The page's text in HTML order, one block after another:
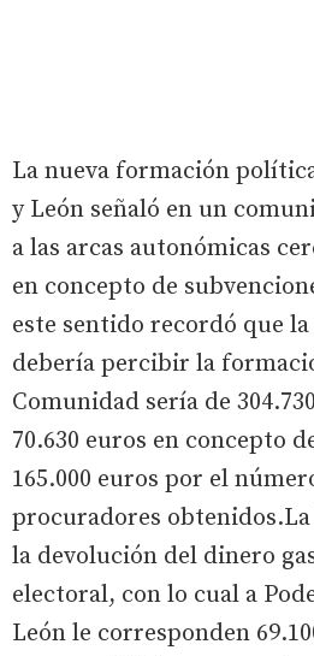
La nueva formación
y León señaló en un
a las arcas autonómicas
en concepto de
este sentido recordó que
debería percibir la
Comunidad sería de
70.630 euros en concepto
165.000 euros por el
procuradores
la devolución del dinero
electoral, con lo cual a
León le corresponden